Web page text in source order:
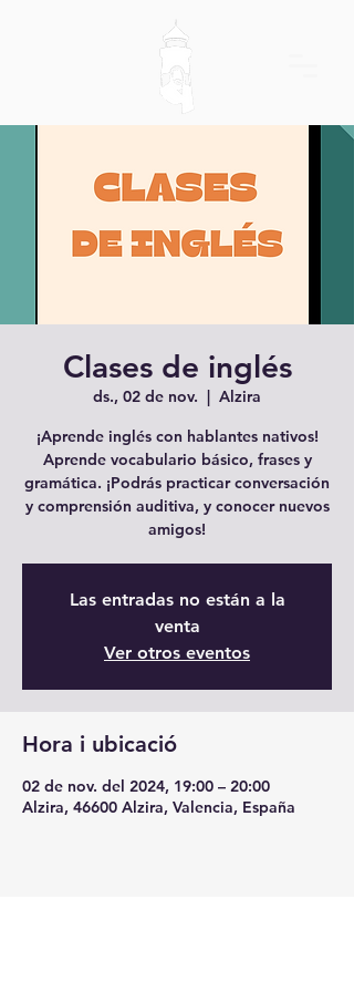
Clases de inglés
ds., 02 de nov.
  |
Alzira
¡Aprende inglés con hablantes nativos!
Aprende vocabulario básico, frases y
gramática. ¡Podrás practicar conversación
y comprensión auditiva, y conocer nuevos
amigos!
Las entradas no están a la
venta
Ver otros eventos
Hora i ubicació
02 de nov. del 2024, 19:00 – 20:00
Alzira, 46600 Alzira, Valencia, España